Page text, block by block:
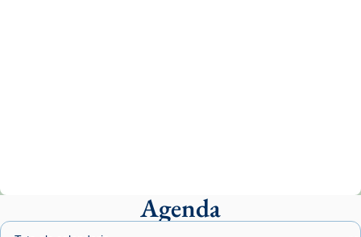
presidit aquest 27 de juliol la missa de Les
Santes de Mataró.Agenda